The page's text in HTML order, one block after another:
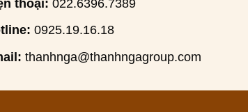
thoại: 022.6396.7389
0925.19.16.18
thanhnga@thanhngagroup.com